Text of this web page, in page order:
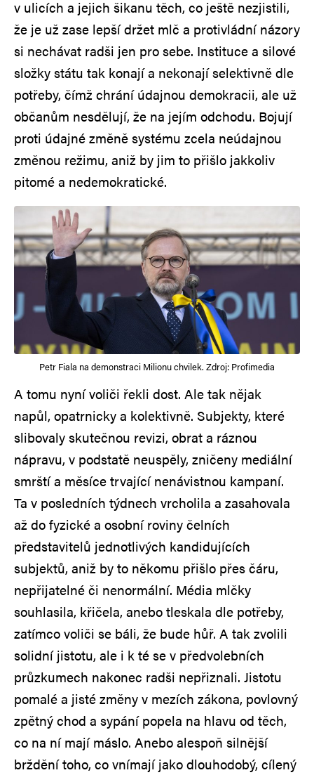
v ulicích a jejich šikanu těch, co ještě nezjistili,
že je už zase lepší držet mlč a protivládní názory
si nechávat radši jen pro sebe. Instituce a silové
složky státu tak konají a nekonají selektivně dle
potřeby, čímž chrání údajnou demokracii, ale už
občanům nesdělují, že na jejím odchodu. Bojují
proti údajné změně systému zcela neúdajnou
změnou režimu, aniž by jim to přišlo jakkoliv
pitomé a nedemokratické.
Petr Fiala na demonstraci Milionu chvilek. Zdroj: Profimedia
A tomu nyní voliči řekli dost. Ale tak nějak
napůl, opatrnicky a kolektivně. Subjekty, které
slibovaly skutečnou revizi, obrat a ráznou
nápravu, v podstatě neuspěly, zničeny mediální
smrští a měsíce trvající nenávistnou kampaní.
Ta v posledních týdnech vrcholila a zasahovala
až do fyzické a osobní roviny čelních
představitelů jednotlivých kandidujících
subjektů, aniž by to někomu přišlo přes čáru,
nepřijatelné či nenormální. Média mlčky
souhlasila, křičela, anebo tleskala dle potřeby,
zatímco voliči se báli, že bude hůř. A tak zvolili
solidní jistotu, ale i k té se v předvolebních
průzkumech nakonec radši nepřiznali. Jistotu
pomalé a jisté změny v mezích zákona, povlovný
zpětný chod a sypání popela na hlavu od těch,
co na ní mají máslo. Anebo alespoň silnější
brždění toho, co vnímají jako dlouhodobý, cílený